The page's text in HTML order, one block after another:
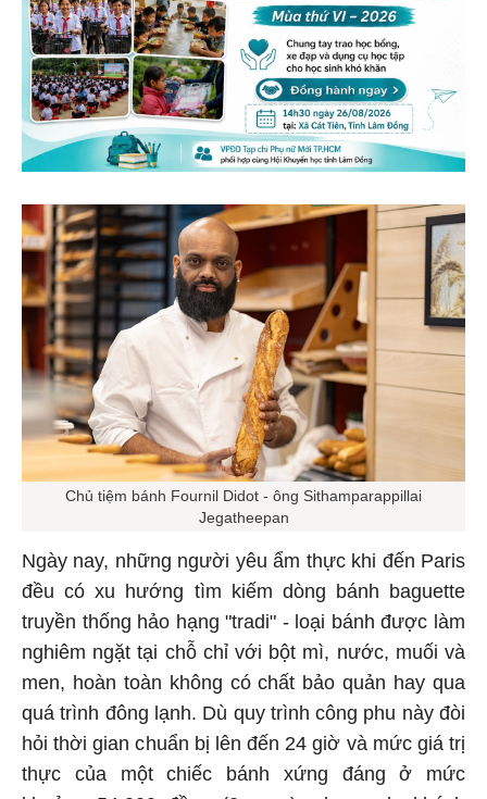
Chủ tiệm bánh Fournil Didot - ông Sithamparappillai
Jegatheepan
Ngày nay, những người yêu ẩm thực khi đến Paris
đều có xu hướng tìm kiếm dòng bánh baguette
truyền thống hảo hạng "tradi" - loại bánh được làm
nghiêm ngặt tại chỗ chỉ với bột mì, nước, muối và
men, hoàn toàn không có chất bảo quản hay qua
quá trình đông lạnh. Dù quy trình công phu này đòi
hỏi thời gian chuẩn bị lên đến 24 giờ và mức giá trị
thực của một chiếc bánh xứng đáng ở mức